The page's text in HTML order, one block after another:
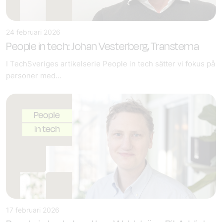
24 februari 2026
People in tech: Johan Vesterberg, Transtema
I TechSveriges artikelserie People in tech sätter vi fokus på
personer med...
17 februari 2026